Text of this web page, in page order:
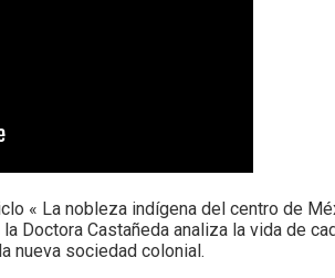
« La nobleza indígena del centro de
Doctora Castañeda analiza la vida de
nueva sociedad colonial.